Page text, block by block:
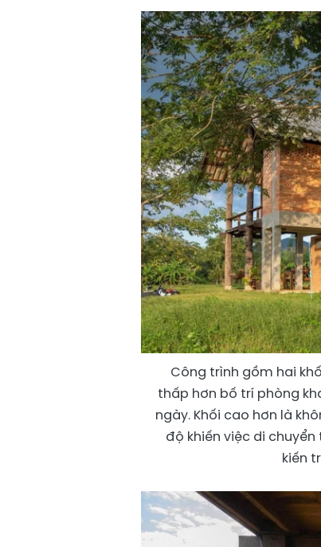
Công trình gồm hai
thấp hơn bố trí phòng
ngày. Khối cao hơn là
độ khiến việc di
kiến